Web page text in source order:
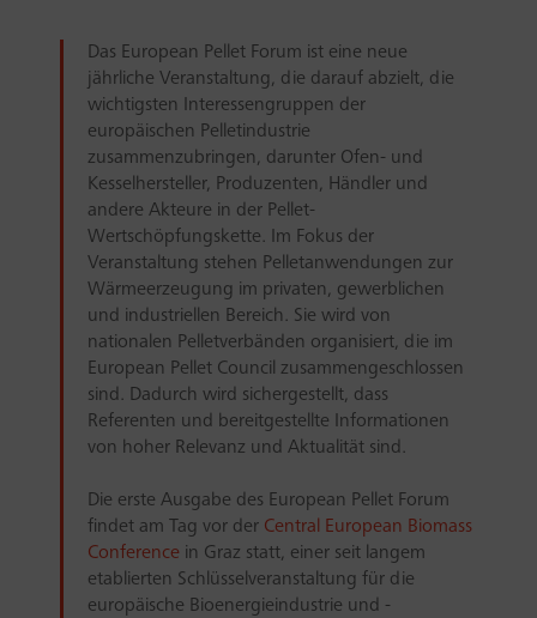
Das European Pellet Forum ist eine neue
jährliche Veranstaltung, die darauf abzielt, die
wichtigsten Interessengruppen der
europäischen Pelletindustrie
zusammenzubringen, darunter Ofen- und
Kesselhersteller, Produzenten, Händler und
andere Akteure in der Pellet-
Wertschöpfungskette. Im Fokus der
Veranstaltung stehen Pelletanwendungen zur
Wärmeerzeugung im privaten, gewerblichen
und industriellen Bereich. Sie wird von
nationalen Pelletverbänden organisiert, die im
European Pellet Council zusammengeschlossen
sind. Dadurch wird sichergestellt, dass
Referenten und bereitgestellte Informationen
von hoher Relevanz und Aktualität sind.
Die erste Ausgabe des European Pellet Forum
findet am Tag vor der Central European Biomass
Conference in Graz statt, einer seit langem
etablierten Schlüsselveranstaltung für die
europäische Bioenergieindustrie und -